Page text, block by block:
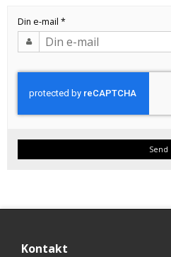
Din e-mail *
Send
Kontakt